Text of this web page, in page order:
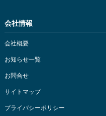
会社情報
会社概要
お知らせ一覧
お問合せ
サイトマップ
プライバシーポリシー